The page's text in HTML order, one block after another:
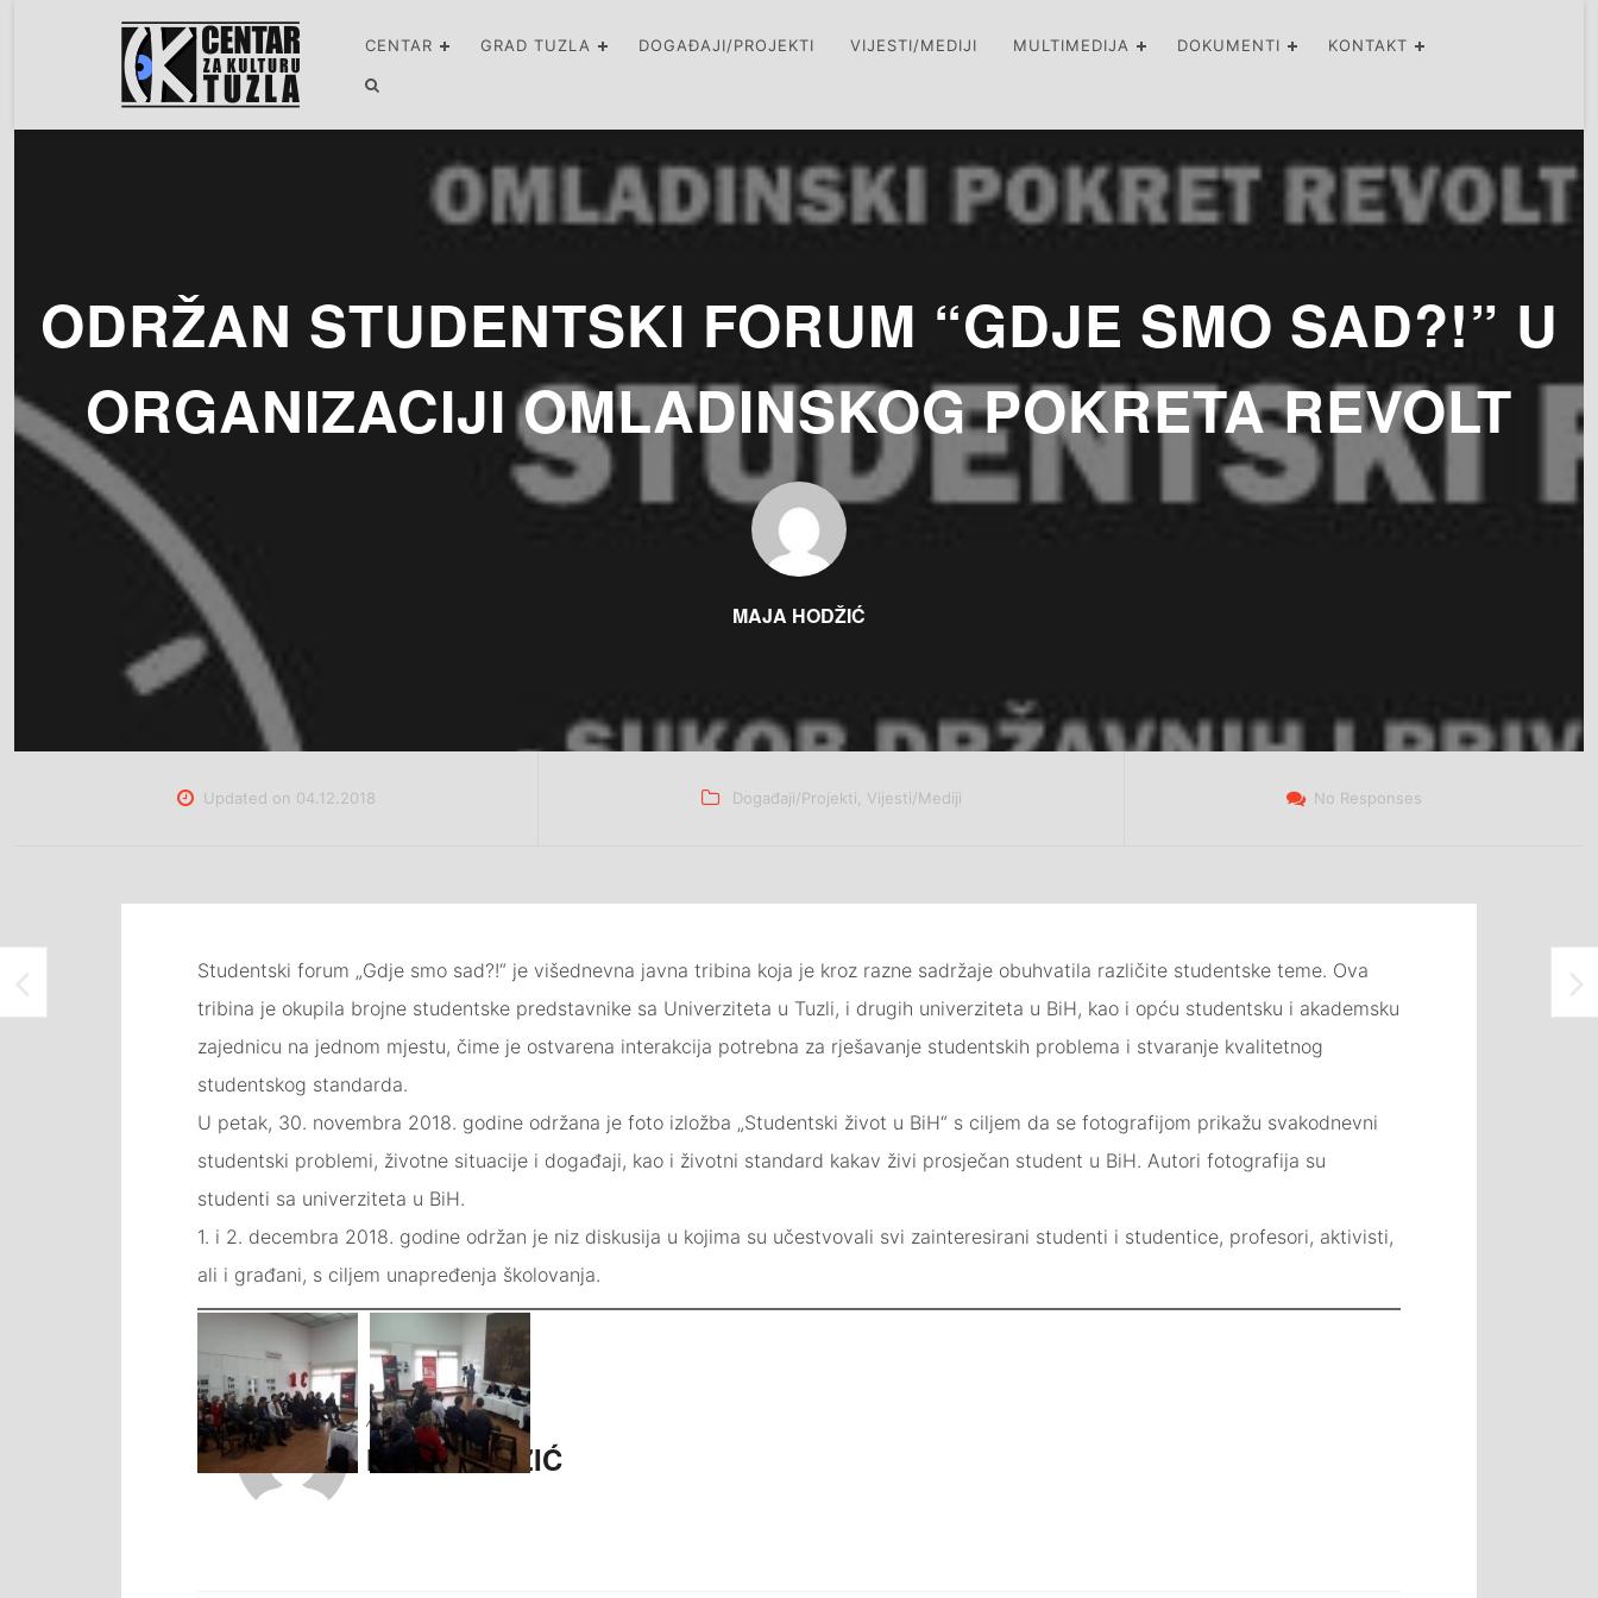
CENTAR GRAD TUZLA DOGAĐAJI/PROJEKTI VIJESTI/MEDIJI MULTIMEDIJA DOKUMENTI KONTAKT
ODRŽAN STUDENTSKI FORUM “GDJE SMO SAD?!” U
ORGANIZACIJI OMLADINSKOG POKRETA REVOLT
MAJA HODŽIĆ
Updated on 04.12.2018 Categories
Događaji/Projekti Vijesti/Mediji No Responses
Studentski forum „Gdje smo sad?!“ je višednevna javna tribina koja je kroz razne sadržaje obuhvatila različite studentske teme. Ova
tribina je okupila brojne studentske predstavnike sa Univerziteta u Tuzli, i drugih univerziteta u BiH, kao i opću studentsku i akademsku
zajednicu na jednom mjestu, čime je ostvarena interakcija potrebna za rješavanje studentskih problema i stvaranje kvalitetnog
studentskog standarda.
U petak, 30. novembra 2018. godine održana je foto izložba „Studentski život u BiH“ s ciljem da se fotografijom prikažu svakodnevni
studentski problemi, životne situacije i događaji, kao i životni standard kakav živi prosječan student u BiH. Autori fotografija su
studenti sa univerziteta u BiH.
1. i 2. decembra 2018. godine održan je niz diskusija u kojima su učestvovali svi zainteresirani studenti i studentice, profesori, aktivisti,
ali i građani, s ciljem unapređenja školovanja.
Navigacija
članaka
Author
MAJA HODŽIĆ